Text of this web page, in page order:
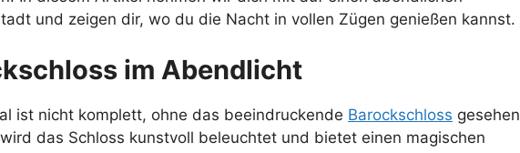
und zeigen dir, wo du die Nacht in vollen Zügen genießen kannst.
im Abendlicht
ist nicht komplett, ohne das beeindruckende Barockschloss gesehen
das Schloss kunstvoll beleuchtet und bietet einen magischen